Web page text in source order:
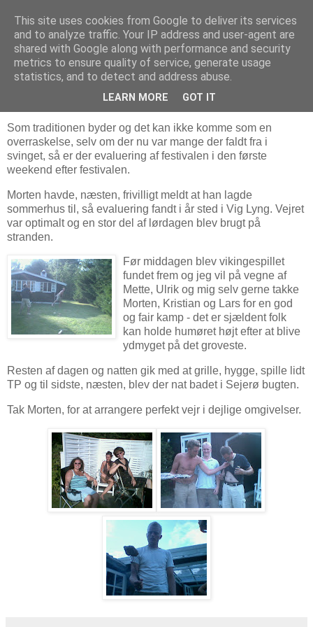
Laust M. Ladefoged
19 juli, 2005
Festival evaluering 2005
Som traditionen byder og det kan ikke komme som en
overraskelse, selv om der nu var mange der faldt fra i
svinget, så er der evaluering af festivalen i den første
weekend efter festivalen.
Morten havde, næsten, frivilligt meldt at han lagde
sommerhus til, så evaluering fandt i år sted i Vig Lyng. Vejret
var optimalt og en stor del af lørdagen blev brugt på
stranden.
Før middagen blev vikingespillet
fundet frem og jeg vil på vegne af
Mette, Ulrik og mig selv gerne takke
Morten, Kristian og Lars for en god
og fair kamp - det er sjældent folk
kan holde humøret højt efter at blive
ydmyget på det groveste.
Resten af dagen og natten gik med at grille, hygge, spille lidt
TP og til sidste, næsten, blev der nat badet i Sejerø bugten.
Tak Morten, for at arrangere perfekt vejr i dejlige omgivelser.
This site uses cookies from Google to deliver its services
and to analyze traffic. Your IP address and user-agent are
shared with Google along with performance and security
metrics to ensure quality of service, generate usage
statistics, and to detect and address abuse.
LEARN MORE GOT IT